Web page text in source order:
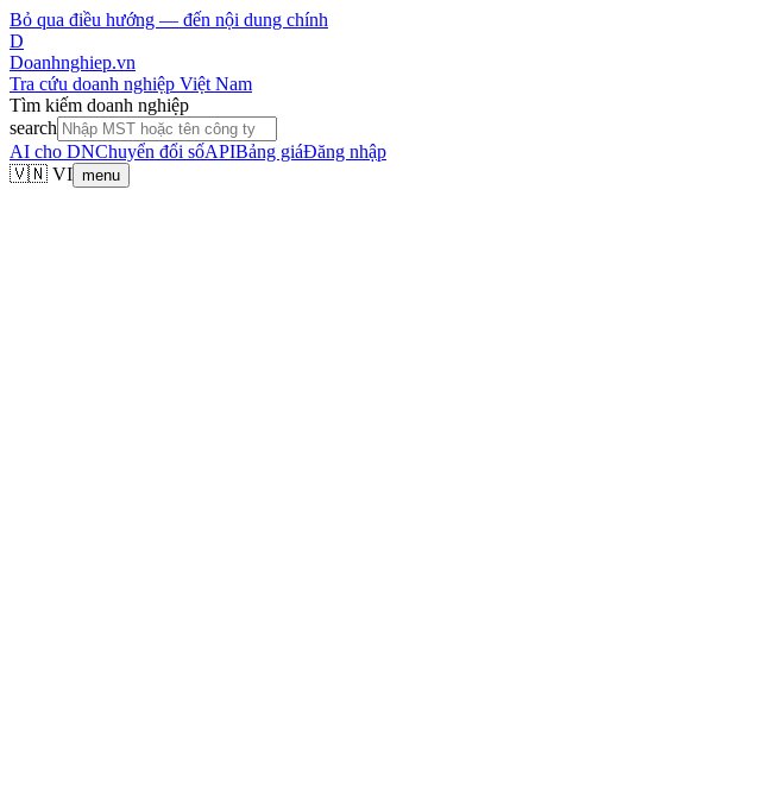
Bỏ qua điều hướng — đến nội dung chính
D
Doanhnghiep.vn
Tra cứu doanh nghiệp Việt Nam
Tìm kiếm doanh nghiệp
search
AI cho DNChuyển đổi sốAPIBảng giáĐăng nhập
🇻🇳 VI menu